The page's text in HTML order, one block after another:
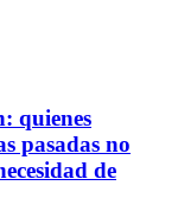
quienes
pasadas no
de